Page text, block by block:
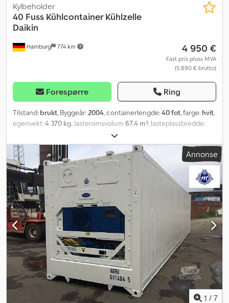
Hamburg 774 km
Kylbeholder
40 Fuss Kühlcontainer Kühlzelle
Daikin
4 950 €
Fast pris pluss MVA
(5 890 € brutto)
Forespørre Ring
Tilstand: brukt, Byggeår: 2004, containerlengde:40 fot, farge: hvit,
egenvekt:4 370 kg , lasteromsvolum:67,4 m³ , lasteplassbredde:
11 560 mm
mm, Utstyr:aircondition, kjøleenhet,
Annonse
1 / 7